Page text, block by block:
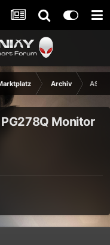
Archiv
PG278Q Monitor